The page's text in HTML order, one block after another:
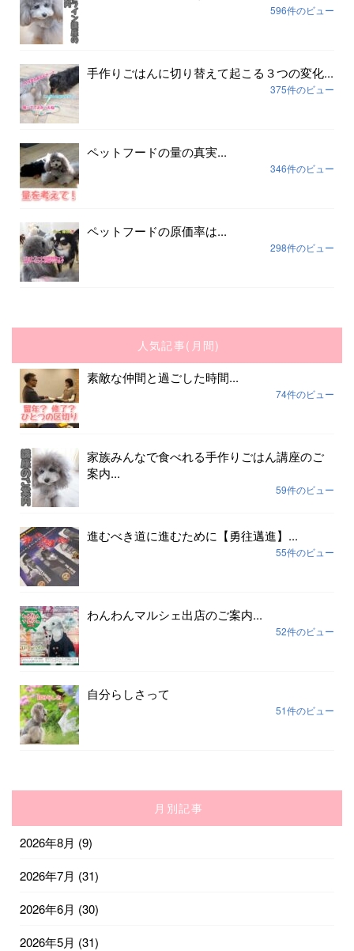
596件のビュー
手作りごはんに切り替えて起こる３つの変化...
375件のビュー
ペットフードの量の真実...
346件のビュー
ペットフードの原価率は...
298件のビュー
人気記事(月間)
素敵な仲間と過ごした時間...
74件のビュー
家族みんなで食べれる手作りごはん講座のご
案内...
59件のビュー
進むべき道に進むために【勇往邁進】...
55件のビュー
わんわんマルシェ出店のご案内...
52件のビュー
自分らしさって
51件のビュー
月別記事
2026年8月 (9)
2026年7月 (31)
2026年6月 (30)
2026年5月 (31)